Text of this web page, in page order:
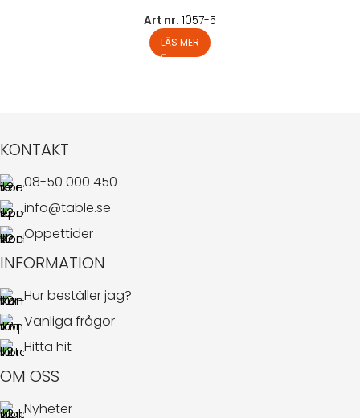
Art nr. 1057-5
LÄS MER
KONTAKT
08-50 000 450
info@table.se
Öppettider
INFORMATION
Hur beställer jag?
Vanliga frågor
Hitta hit
OM OSS
Nyheter